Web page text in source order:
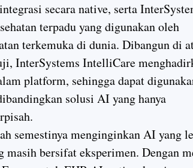
secara native, serta
terpadu yang digunakan oleh
terkemuka di dunia. Dibangun di
InterSystems IntelliCare
platform, sehingga dapat
solusi AI yang hanya
semestinya menginginkan AI yang
masih bersifat eksperimen. Dengan